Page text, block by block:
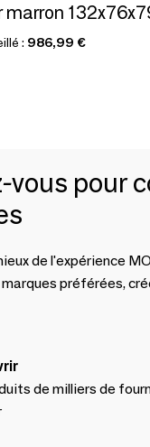
marron
: 986,99 €
vous pour
de l'expérience
préférées,
de milliers de